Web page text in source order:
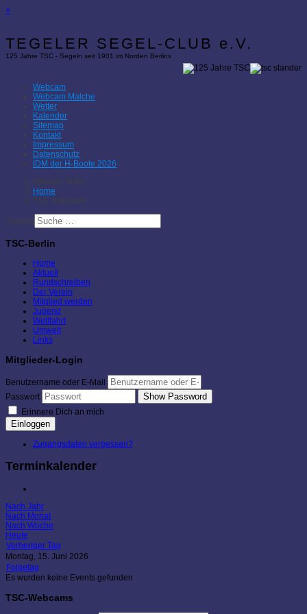
×
TEGELER SEGEL-CLUB e.V.
125 Jahre TSC - Segeln seit 1901 im Norden Berlins
Webcam
Webcam Malche
Wetter
Kalender
Sitemap
Kontakt
Impressum
Datenschutz
IDM der H-Boote 2026
Aktuelle Seite:
Home
TSC-Kalender
Suchen
TSC-Berlin
Home
Aktuell
Rundschreiben
Der Verein
Mitglied werden
Jugend
Wettfahrt
Umwelt
Links
Mitglieder-Login
Benutzername oder E-Mail
Passwort
Show Password
Erinnere Dich an mich
Einloggen
Zugangsdaten vergessen?
Terminkalender
Nach Jahr
Nach Monat
Nach Woche
Heute
Vorheriger Tag
Montag, 15. Juni 2026
Folgetag
Es wurden keine Events gefunden
TSC-Webcams